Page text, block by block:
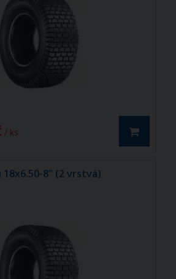
/ ks
18x6.50-8" (2 vrstvá)